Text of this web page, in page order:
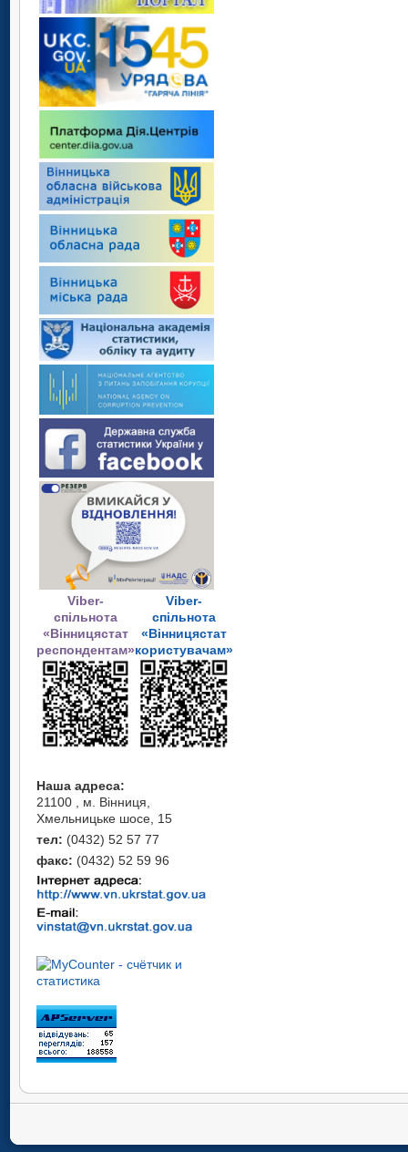
Viber-
спільнота
«Вінницястат
респондентам»
Viber-
спільнота
«Вінницястат
користувачам»
Наша адреса:
21100 , м. Вінниця,
Хмельницьке шосе, 15
тел: (0432) 52 57 77
факс: (0432) 52 59 96